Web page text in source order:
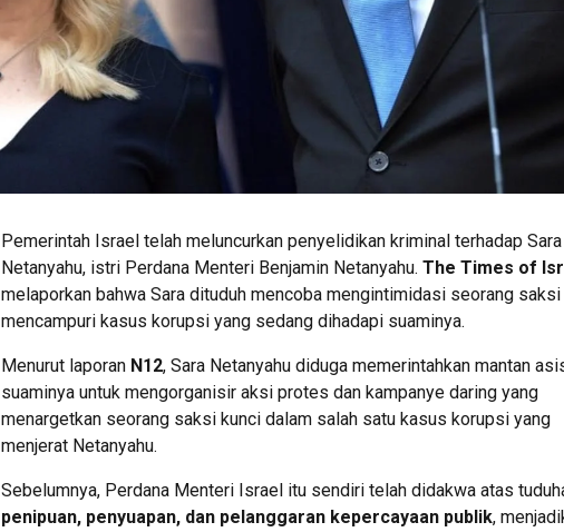
Pemerintah Israel telah meluncurkan penyelidikan kriminal terhadap Sara
Netanyahu, istri Perdana Menteri Benjamin Netanyahu. The Times of
melaporkan bahwa Sara dituduh mencoba mengintimidasi seorang
mencampuri kasus korupsi yang sedang dihadapi suaminya.
Menurut laporan N12, Sara Netanyahu diduga memerintahkan mantan
suaminya untuk mengorganisir aksi protes dan kampanye daring yang
menargetkan seorang saksi kunci dalam salah satu kasus korupsi yang
menjerat Netanyahu.
Sebelumnya, Perdana Menteri Israel itu sendiri telah didakwa atas
penipuan, penyuapan, dan pelanggaran kepercayaan publik,